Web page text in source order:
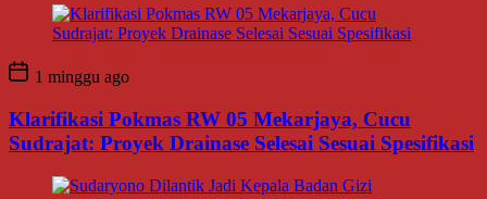
1 minggu ago
Klarifikasi Pokmas RW 05 Mekarjaya, Cucu
Sudrajat: Proyek Drainase Selesai Sesuai Spesifikasi